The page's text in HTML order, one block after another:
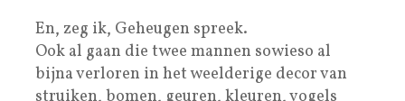
En, zeg ik, Geheugen spreek.
Ook al gaan die twee mannen sowieso al
bijna verloren in het weelderige decor van